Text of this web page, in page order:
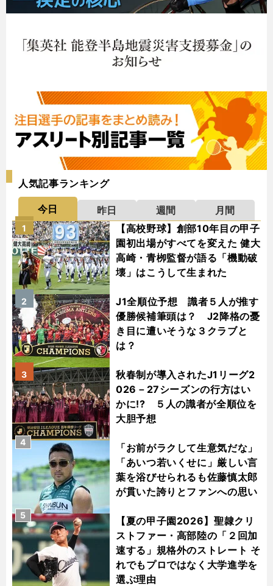
人気記事ランキング
今日 昨日 週間
月間
【高校野球】創部10年目の甲子
園初出場がすべてを変えた 健大
高崎・青栁監督が語る「機動破
壊」はこうして生まれた
1
J1全順位予想 識者５人が推す
優勝候補筆頭は？ J2降格の憂
き目に遭いそうな３クラブと
は？
2
秋春制が導入されたJ1リーグ2
026－27シーズンの行方はい
かに!? ５人の識者が全順位を
大胆予想
3
「お前がラクして生意気だな」
「あいつ若いくせに」厳しい言
葉を浴びせられるも佐藤慎太郎
が貫いた誇りとファンへの思い
4
【夏の甲子園2026】聖隷クリ
ストファー・高部陸の「２回加
速する」規格外のストレート そ
れでもプロではなく大学進学を
選ぶ理由
5